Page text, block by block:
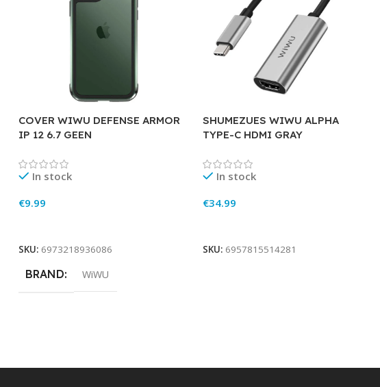
COVER WIWU DEFENSE ARMOR
IP 12 6.7 GEEN
In stock
€9.99
SKU: 6973218936086
BRAND WiWU
SHUMEZUES WIWU ALPHA
TYPE-C HDMI GRAY
In stock
€34.99
SKU: 6957815514281